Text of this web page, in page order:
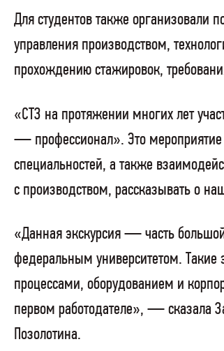
Для студентов также организовали
управления производством,
прохождению стажировок,
«СТЗ на протяжении многих лет
— профессионал». Это мероприятие
специальностей, а также
с производством, рассказывать о
«Данная экскурсия — часть
федеральным университетом. Такие
процессами, оборудованием и
первом работодателе», — сказала
Позолотина.